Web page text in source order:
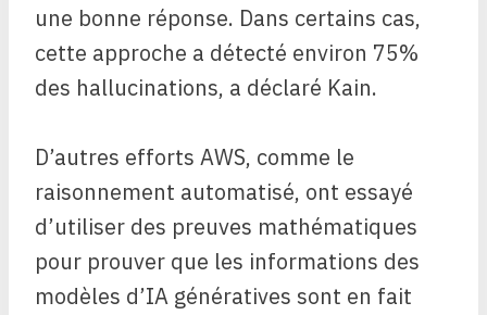
une bonne réponse. Dans certains cas,
cette approche a détecté environ 75%
des hallucinations, a déclaré Kain.
D’autres efforts AWS, comme le
raisonnement automatisé, ont essayé
d’utiliser des preuves mathématiques
pour prouver que les informations des
modèles d’IA génératives sont en fait